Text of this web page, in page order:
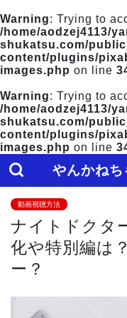
Warning: Trying to
/home/aodzej4113/
shukatsu.com/
content/plugins/
images.php on line
Warning: Trying to
/home/aodzej4113/
shukatsu.com/
content/plugins/
images.php on line
やんかねち
動画視聴方法
ナイトドクタ
化や特別編は
ー？